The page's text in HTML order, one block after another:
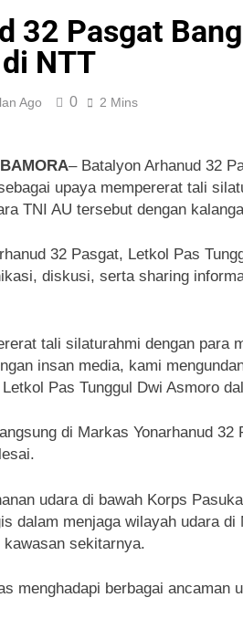
32 Pasgat
NTT
Ago 0 2 Mins
– Batalyon Arhanud 32
upaya mempererat tali
TNI AU tersebut dengan
32 Pasgat, Letkol Pas
diskusi, serta sharing
tali silaturahmi dengan para
insan media, kami
Pas Tunggul Dwi Asmoro
di Markas Yonarhanud
udara di bawah Korps
dalam menjaga wilayah udara
sekitarnya.
menghadapi berbagai ancaman